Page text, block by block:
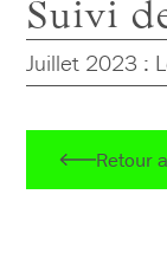
Suivi
Juillet 2023 :
Retour